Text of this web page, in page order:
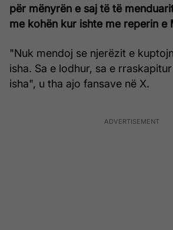
për mënyrën e saj të të
me kohën kur ishte me reperin e
"Nuk mendoj se njerëzit e
isha. Sa e lodhur, sa e
isha", u tha ajo fansave në X.